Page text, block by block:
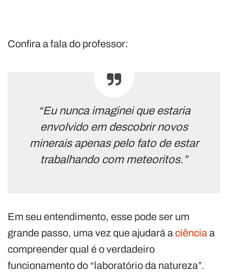
Confira a fala do professor:
“Eu nunca imaginei que estaria
envolvido em descobrir novos
minerais apenas pelo fato de estar
trabalhando com meteoritos.”
Em seu entendimento, esse pode ser um
grande passo, uma vez que ajudará aciênciaa
compreender qual é o verdadeiro
funcionamento do “laboratório da natureza”.